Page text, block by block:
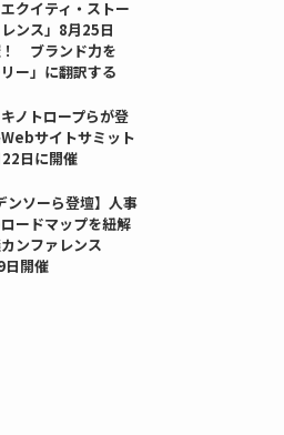
エクイティ・ストー
ンス」8月25日
！ ブランド力を
リー」に翻訳する
ノトロープらが登
サイトサミット
日に開催
ンソーら登壇】人事
ードマップを紐解
ンファレンス
開催